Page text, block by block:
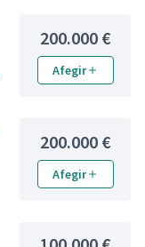
200.000 €
Afegir
200.000 €
Afegir